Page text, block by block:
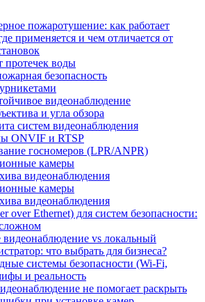
пожаротушение: как работает
применяется и чем отличается от
протечек воды
безопасность
видеонаблюдение
и угла обзора
систем видеонаблюдения
ONVIF и RTSP
госномеров (LPR/ANPR)
камеры
видеонаблюдения
камеры
видеонаблюдения
over Ethernet) для систем безопасности:
видеонаблюдение vs локальный
что выбрать для бизнеса?
системы безопасности (Wi-Fi,
и реальность
не помогает раскрыть